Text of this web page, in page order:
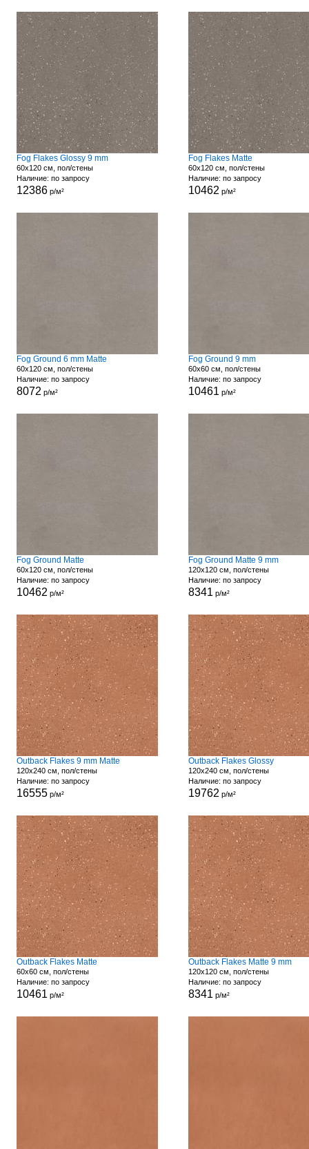
Fog Flakes Glossy 9 mm
60x120 см, пол/стены
Наличие: по запросу
12386р/м²
Fog Flakes Matte
60x120 см, пол/стены
Наличие: по запросу
10462 р/м²
Fog Ground 6 mm Matte
60x120 см, пол/стены
Наличие: по запросу
8072 р/м²
Fog Ground 9 mm
60x60 см, пол/стены
Наличие: по запросу
10461 р/м²
Fog Ground Matte
60x120 см, пол/стены
Наличие: по запросу
10462 р/м²
Fog Ground Matte 9 mm
120x120 см, пол/стены
Наличие: по запросу
8341 р/м²
Outback Flakes 9 mm Matte
120x240 см, пол/стены
Наличие: по запросу
16555р/м²
Outback Flakes Glossy
120x240 см, пол/стены
Наличие: по запросу
19762 р/м²
Outback Flakes Matte
60x60 см, пол/стены
Наличие: по запросу
10461 р/м²
Outback Flakes Matte 9 mm
120x120 см, пол/стены
Наличие: по запросу
8341 р/м²